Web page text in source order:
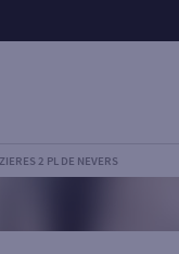
2 PL DE NEVERS